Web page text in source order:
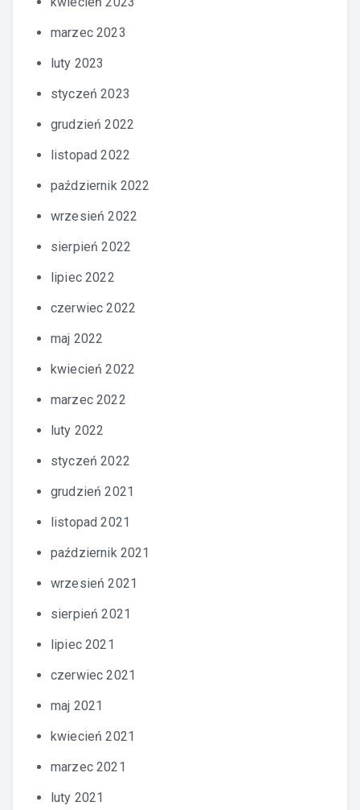
marzec 2023
luty 2023
styczeń 2023
grudzień 2022
listopad 2022
październik 2022
wrzesień 2022
sierpień 2022
lipiec 2022
czerwiec 2022
maj 2022
kwiecień 2022
marzec 2022
luty 2022
styczeń 2022
grudzień 2021
listopad 2021
październik 2021
wrzesień 2021
sierpień 2021
lipiec 2021
czerwiec 2021
maj 2021
kwiecień 2021
marzec 2021
luty 2021